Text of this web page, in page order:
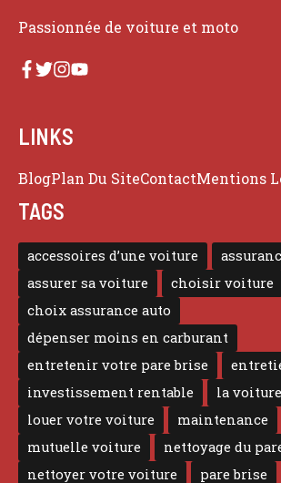
Passionnée de voiture et moto
LINKS
BlogPlan Du SiteContactMentions
TAGS
accessoires d’une voiture
assurer sa voiture
choisir voiture
choix assurance auto
dépenser moins en carburant
entretenir votre pare brise
investissement rentable
la voiture
louer votre voiture
maintenance
mutuelle voiture
nettoyage du
nettoyer votre voiture
pare brise